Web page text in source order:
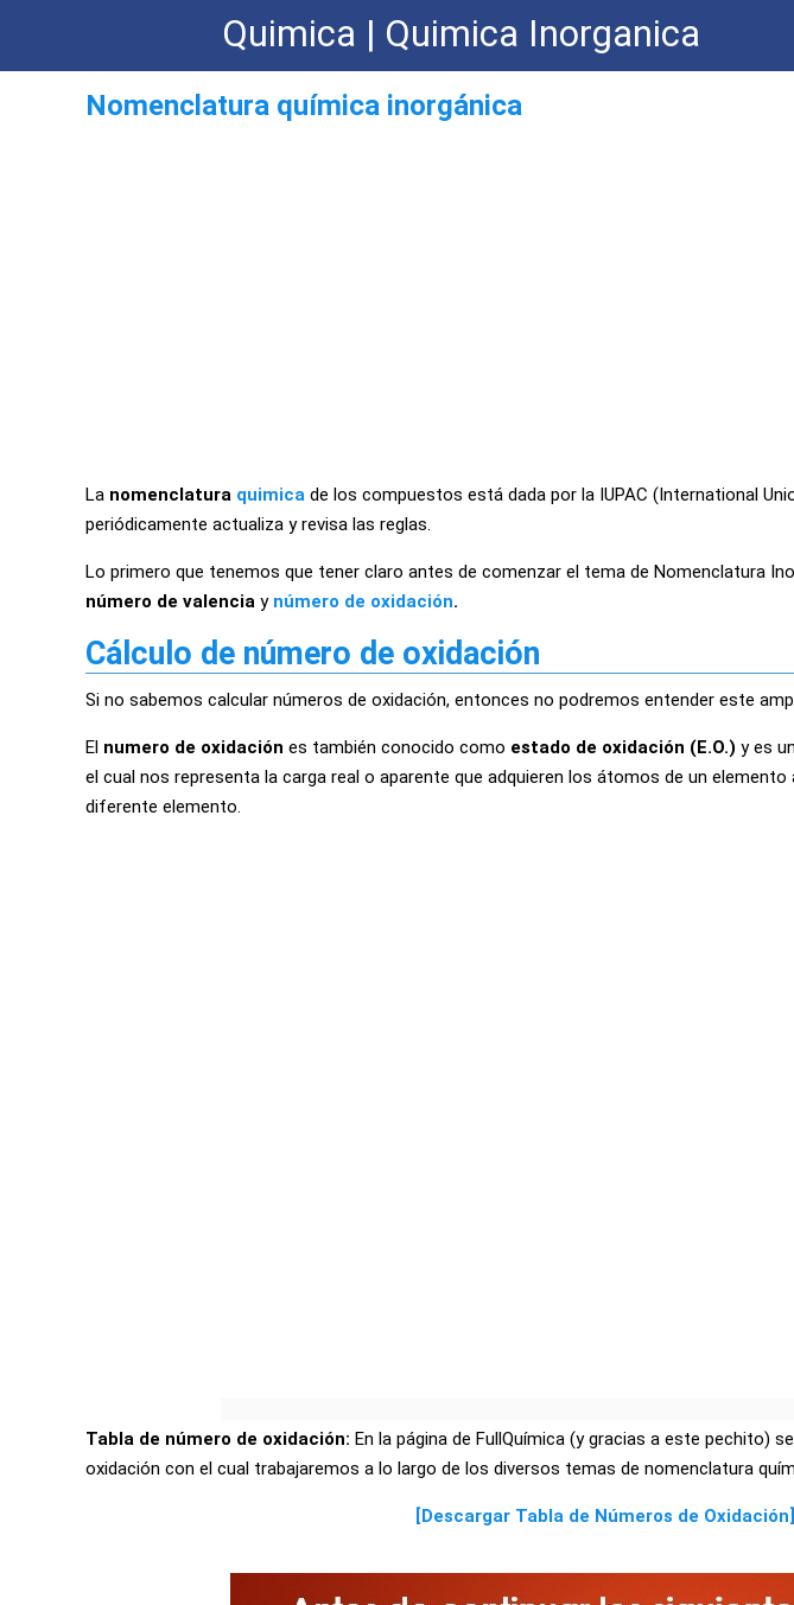
Quimica | Quimica Inorganica
Nomenclatura química inorgánica
La nomenclatura quimica de los compuestos está dada por la IUPAC (International
periódicamente actualiza y revisa las reglas.
Lo primero que tenemos que tener claro antes de comenzar el tema de Nomenclatura
número de valencia y número de oxidación.
Cálculo de número de oxidación
Si no sabemos calcular números de oxidación, entonces no podremos entender este
El numero de oxidación es también conocido como estado de oxidación (E.O.) y es
el cual nos representa la carga real o aparente que adquieren los átomos de un
diferente elemento.
Tabla de número de oxidación: En la página de FullQuímica (y gracias a este pechito)
oxidación con el cual trabajaremos a lo largo de los diversos temas de nomenclatura
[Descargar Tabla de Números de Oxidación]